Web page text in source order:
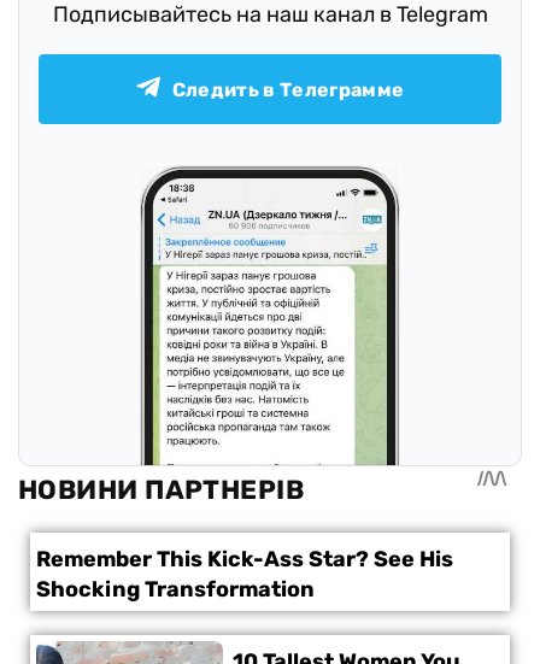
Подписывайтесь на наш канал в Telegram
Следить в Телеграмме